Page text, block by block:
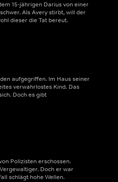
15-jährigen Darius von einer
Als Avery stirbt, will der
dieser die Tat bereut.
aufgegriffen. Im Haus seiner
verwahrlostes Kind. Das
Doch es gibt
Polizisten erschossen.
Doch er war
schlägt hohe Wellen.